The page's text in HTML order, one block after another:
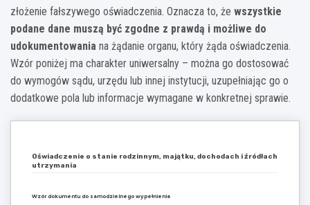
złożenie fałszywego oświadczenia. Oznacza to, że wszystkie
podane dane muszą być zgodne z prawdą i możliwe do
udokumentowania na żądanie organu, który żąda oświadczenia.
Wzór poniżej ma charakter uniwersalny – można go dostosować
do wymogów sądu, urzędu lub innej instytucji, uzupełniając go o
dodatkowe pola lub informacje wymagane w konkretnej sprawie.
Oświadczenie o stanie rodzinnym, majątku, dochodach i źródłach
utrzymania
Wzór dokumentu do samodzielnego wypełnienia